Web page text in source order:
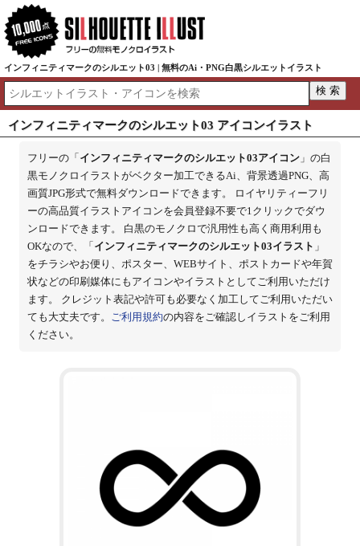
インフィニティマークのシルエット03 | 無料のAi・PNG白黒シルエットイラスト
インフィニティマークのシルエット03 アイコンイラスト
フリーの「 インフィニティマークのシルエット03アイコン」の白
黒モノクロイラストがベクター加工できるAi、背景透過PNG、高
画質JPG形式で無料ダウンロードできます。 ロイヤリティーフリ
ーの高品質イラストアイコンを会員登録不要で1クリックでダウ
ンロードできます。 白黒のモノクロで汎用性も高く商用利用も
OKなので、「 インフィニティマークのシルエット03イラスト 」
をチラシやお便り、ポスター、WEBサイト、ポストカードや年賀
状などの印刷媒体にもアイコンやイラストとしてご利用いただけ
ます。 クレジット表記や許可も必要なく加工してご利用いただい
ても大丈夫です。 ご利用規約の内容をご確認しイラストをご利用
ください。